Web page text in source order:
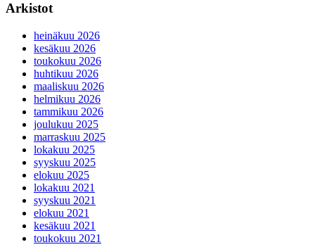
Arkistot
heinäkuu 2026
kesäkuu 2026
toukokuu 2026
huhtikuu 2026
maaliskuu 2026
helmikuu 2026
tammikuu 2026
joulukuu 2025
marraskuu 2025
lokakuu 2025
syyskuu 2025
elokuu 2025
lokakuu 2021
syyskuu 2021
elokuu 2021
kesäkuu 2021
toukokuu 2021